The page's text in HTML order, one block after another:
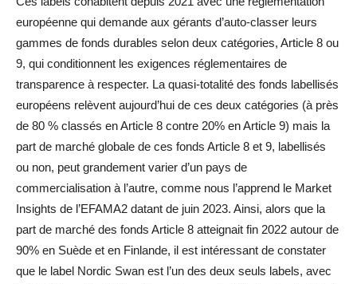
européenne qui demande aux gérants d’auto-classer leurs
gammes de fonds durables selon deux catégories, Article 8 ou
9, qui conditionnent les exigences réglementaires de
transparence à respecter. La quasi-totalité des fonds labellisés
européens relèvent aujourd’hui de ces deux catégories (à près
de 80 % classés en Article 8 contre 20% en Article 9) mais la
part de marché globale de ces fonds Article 8 et 9, labellisés
ou non, peut grandement varier d’un pays de
commercialisation à l’autre, comme nous l’apprend le Market
Insights de l’EFAMA2 datant de juin 2023. Ainsi, alors que la
part de marché des fonds Article 8 atteignait fin 2022 autour de
90% en Suède et en Finlande, il est intéressant de constater
que le label Nordic Swan est l’un des deux seuls labels, avec